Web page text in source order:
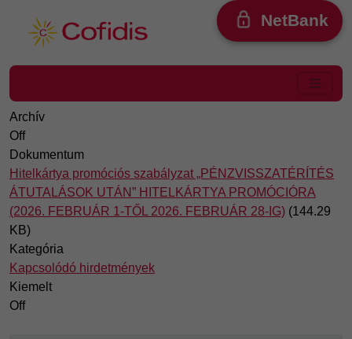
NetBank
Archív
Off
Dokumentum
Hitelkártya promóciós szabályzat „PÉNZVISSZATÉRÍTÉS
ÁTUTALÁSOK UTÁN” HITELKÁRTYA PROMÓCIÓRA
(2026. FEBRUÁR 1-TŐL 2026. FEBRUÁR 28-IG) (144.29
KB)
Kategória
Kapcsolódó hirdetmények
Kiemelt
Off